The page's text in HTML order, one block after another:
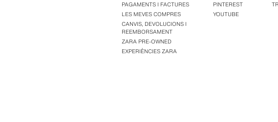
PAGAMENTS I FACTURES
LES MEVES COMPRES
CANVIS, DEVOLUCIONS I
REEMBORSAMENT
ZARA PRE-OWNED
EXPERIÈNCIES ZARA
PINTEREST
YOUTUBE